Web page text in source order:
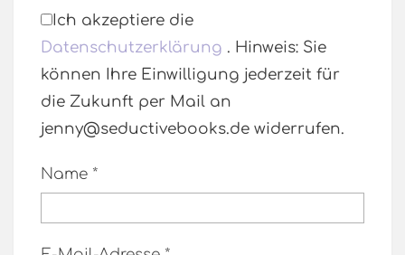
Ich akzeptiere die
Datenschutzerklärung . Hinweis: Sie
können Ihre Einwilligung jederzeit für
die Zukunft per Mail an
jenny@seductivebooks.de widerrufen.
Name *